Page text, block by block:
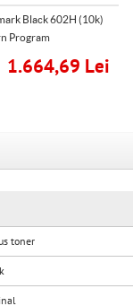
Black 602H (10k)
Program
1.664,69 Lei
toner